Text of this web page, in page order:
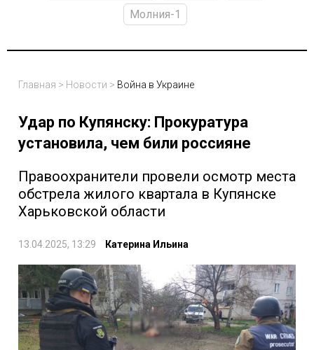
Молния-1
Главная > Новости > Война в Украине
Удар по Купянску: Прокуратура
установила, чем били россияне
Правоохранители провели осмотр места
обстрела жилого квартала в Купянске
Харьковской области
13.04.2025, 13:29 Катерина Ильина